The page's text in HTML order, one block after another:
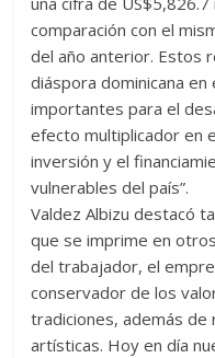
comparación con el
del año anterior. Estos
diáspora dominicana
importantes para el
efecto multiplicador en
inversión y el
vulnerables del país”.
Valdez Albizu destacó
que se imprime en
del trabajador, el
conservador de los
tradiciones, además
artísticas. Hoy en día